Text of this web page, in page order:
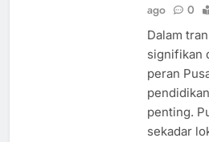
ago
0
Dalam
signifikan
peran
penting.
sekadar